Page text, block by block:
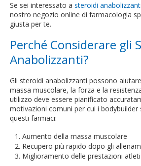
Se sei interessato a steroidi
nostro negozio online di farmacologia
giusta per te.
Perché Considerare gli
Anabolizzanti?
Gli steroidi anabolizzanti possono
massa muscolare, la forza e la
utilizzo deve essere pianificato
motivazioni comuni per cui i bodybuilder
questi farmaci:
Aumento della massa muscolare
Recupero più rapido dopo gli
Miglioramento delle prestazioni